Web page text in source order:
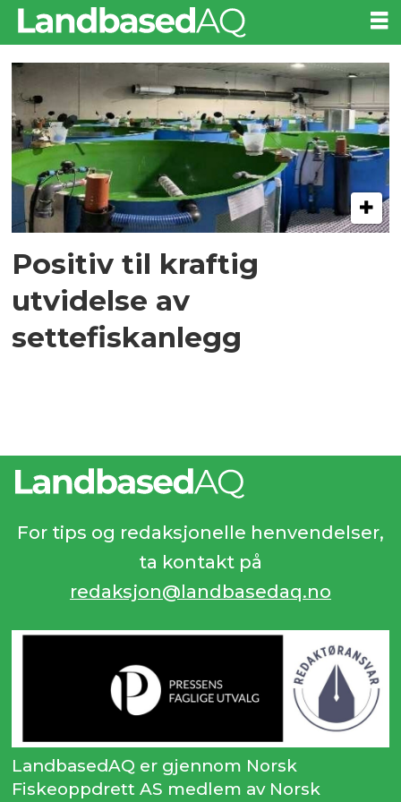
Tag:
sterling
breed
Positiv til kraftig
utvidelse av
settefiskanlegg
For tips og redaksjonelle henvendelser,
ta kontakt på
redaksjon@landbasedaq.no
LandbasedAQ er gjennom Norsk
Fiskeoppdrett AS medlem av Norsk